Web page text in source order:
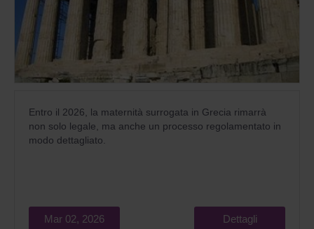
Entro il 2026, la maternità surrogata in Grecia rimarrà
non solo legale, ma anche un processo regolamentato in
modo dettagliato.
Mar 02, 2026 Dettagli